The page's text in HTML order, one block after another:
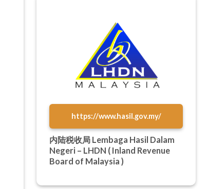
https://www.hasil.gov.my/
内陆税收局 Lembaga Hasil Dalam
Negeri – LHDN ( Inland Revenue
Board of Malaysia )